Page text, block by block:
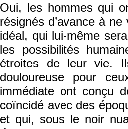
Oui, les hommes qui
résignés d’avance à
idéal, qui lui-même
les possibilités
étroites de leur vie.
douloureuse pour
immédiate ont conçu
coïncidé avec des
et qui, sous le noir